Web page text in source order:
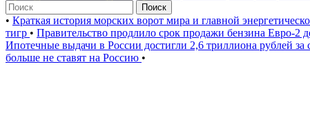
Поиск
• Краткая история морских ворот мира и главной
тигр • Правительство продлило срок продажи бензина Евро-2
Ипотечные выдачи в России достигли 2,6 триллиона рублей за
больше не ставят на Россию •